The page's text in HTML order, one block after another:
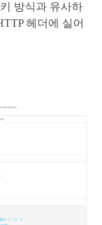
방식과 유사하
헤더에 실어